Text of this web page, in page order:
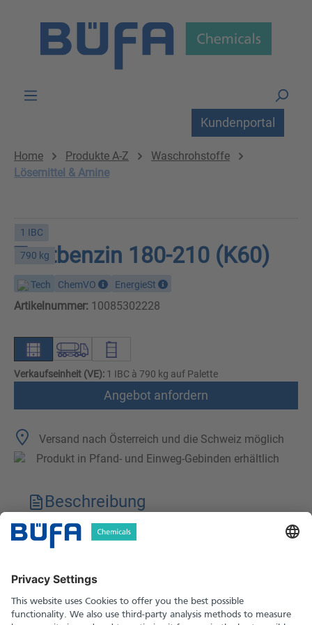
Kundenportal
Home Produkte A-Z
Waschrohstoffe
Lösemittel & Amine
1 IBC
790 kg
Testbenzin 180-210 (K60)
Tech ChemVO EnergieSt
Artikelnummer: 10085302228
Verkaufseinheit (VE): 1 IBC à 790 kg auf Palette
Angebot anfordern
Versand nach Österreich und die Schweiz möglich
Produkt in Pfand- und Einweg-Gebinden erhältlich
Beschreibung
Technische Merkmale
Sicherheitshinweise